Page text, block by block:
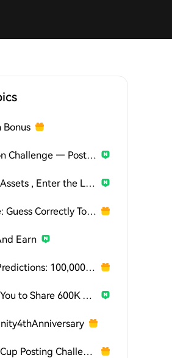
Bonus
HTX Creation Challenge — Post and Win 1,500U
Discuss Hot Assets , Enter the Lucky Draw
Last Chance: Guess Correctly Today and Win More
Earn
World Cup Predictions: 100,000 USDT Daily
HTX Invites You to Share 600K USDT in Gift Packs
2026 World Cup Posting Challenge on HTX Square